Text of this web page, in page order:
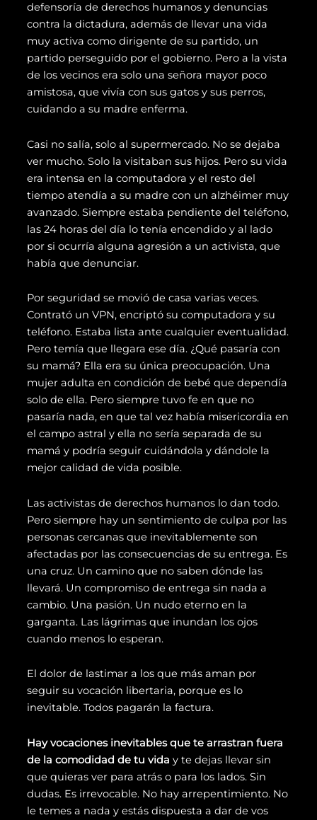
defensoría de derechos humanos y denuncias
contra la dictadura, además de llevar una vida
muy activa como dirigente de su partido, un
partido perseguido por el gobierno. Pero a la vista
de los vecinos era solo una señora mayor poco
amistosa, que vivía con sus gatos y sus perros,
cuidando a su madre enferma.
Casi no salía, solo al supermercado. No se dejaba
ver mucho. Solo la visitaban sus hijos. Pero su vida
era intensa en la computadora y el resto del
tiempo atendía a su madre con un alzhéimer muy
avanzado. Siempre estaba pendiente del teléfono,
las 24 horas del día lo tenía encendido y al lado
por si ocurría alguna agresión a un activista, que
había que denunciar.
Por seguridad se movió de casa varias veces.
Contrató un VPN, encriptó su computadora y su
teléfono. Estaba lista ante cualquier eventualidad.
Pero temía que llegara ese día. ¿Qué pasaría con
su mamá? Ella era su única preocupación. Una
mujer adulta en condición de bebé que dependía
solo de ella. Pero siempre tuvo fe en que no
pasaría nada, en que tal vez había misericordia en
el campo astral y ella no sería separada de su
mamá y podría seguir cuidándola y dándole la
mejor calidad de vida posible.
Las activistas de derechos humanos lo dan todo.
Pero siempre hay un sentimiento de culpa por las
personas cercanas que inevitablemente son
afectadas por las consecuencias de su entrega. Es
una cruz. Un camino que no saben dónde las
llevará. Un compromiso de entrega sin nada a
cambio. Una pasión. Un nudo eterno en la
garganta. Las lágrimas que inundan los ojos
cuando menos lo esperan.
El dolor de lastimar a los que más aman por
seguir su vocación libertaria, porque es lo
inevitable. Todos pagarán la factura.
Hay vocaciones inevitables que te arrastran fuera
de la comodidad de tu vida y te dejas llevar sin
que quieras ver para atrás o para los lados. Sin
dudas. Es irrevocable. No hay arrepentimiento. No
le temes a nada y estás dispuesta a dar de vos